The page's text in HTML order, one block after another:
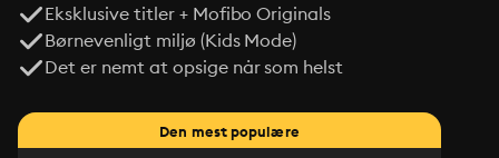
Eksklusive titler + Mofibo Originals
Børnevenligt miljø (Kids Mode)
Det er nemt at opsige når som helst
Den mest populære